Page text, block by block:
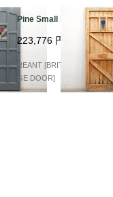
Pine Small Stained
223,776 円
REANT [BRITISH VINTA
GE DOOR]